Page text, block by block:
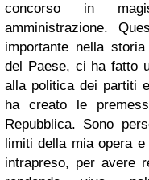
concorso in
amministrazione.
importante nella storia
del Paese, ci ha fatto
alla politica dei partiti
ha creato le
Repubblica. Sono
limiti della mia opera e
intrapreso, per avere